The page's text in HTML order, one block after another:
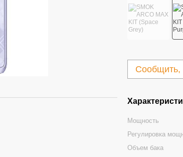
Сообщить,
Мощность
Регулировка
Объем бака